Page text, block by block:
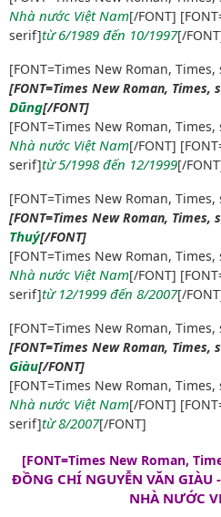
Nhà nước Việt Nam[/FONT]
serif]từ 6/1989 đến 10/1997[/
[FONT=Times New Roman,
[FONT=Times New Roman, Times,
Dũng[/FONT]
[FONT=Times New Roman,
Nhà nước Việt Nam[/FONT]
serif]từ 5/1998 đến 12/1999[/
[FONT=Times New Roman,
[FONT=Times New Roman, Times,
Thuý[/FONT]
[FONT=Times New Roman,
Nhà nước Việt Nam[/FONT]
serif]từ 12/1999 đến 8/2007[/
[FONT=Times New Roman,
[FONT=Times New Roman, Times,
Giàu[/FONT]
[FONT=Times New Roman,
Nhà nước Việt Nam[/FONT]
serif]từ 8/2007[/FONT]
[FONT=Times New Roman,
ĐỒNG CHÍ NGUYỄN VĂN GIÀU
NHÀ NƯỚC